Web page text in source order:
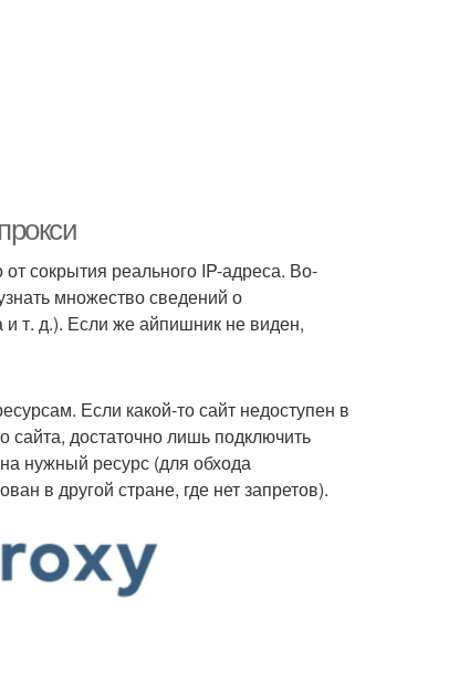
сокрытия реального IP-адреса. Во-
множество сведений о
и т. д.). Если же айпишник не виден,
Если какой-то сайт недоступен в
сайта, достаточно лишь подключить
нужный ресурс (для обхода
в другой стране, где нет запретов).